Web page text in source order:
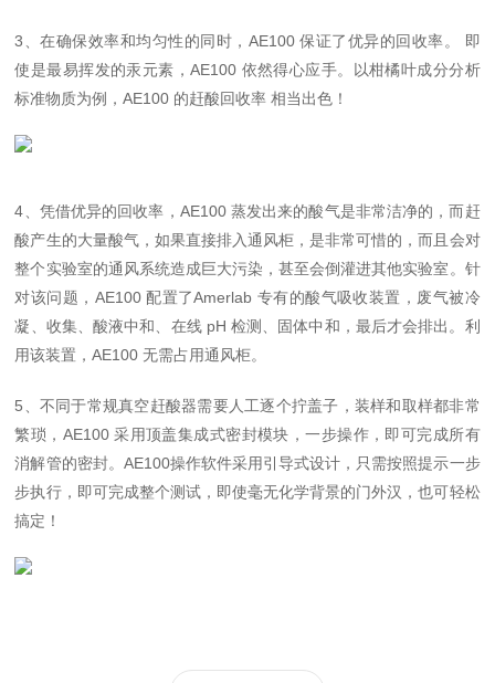
3、在确保效率和均匀性的同时，AE100 保证了优异的回收率。
即
使是最易挥发的汞元素，AE100 依然得心应手。以柑橘叶成分分析
标准物质为例，AE100 的赶酸回收率相当出色！
4、凭借优异的回收率，AE100 蒸发出来的酸气是非常洁净的，而赶
酸产生的大量酸气，如果直接排入通风柜，是非常可惜的，而且会对
整个实验室的通风系统造成巨大污染，甚至会倒灌进其他实验室。针
对该问题，AE100 配置了Amerlab 专有的酸气吸收装置，废气被冷
凝、收集、酸液中和、在线 pH 检测、固体中和，最后才会排出。利
用该装置，AE100 无需占用通风柜。
5、不同于常规真空赶酸器需要人工逐个拧盖子，装样和取样都非常
繁琐，AE100 采用顶盖集成式密封模块，一步操作，即可完成所有
消解管的密封。AE100操作软件采用引导式设计，只需按照提示一步
步执行，即可完成整个测试，即使毫无化学背景的门外汉，也可轻松
搞定！